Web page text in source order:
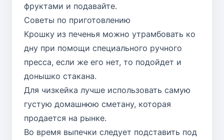
фруктами и подавайте.
Советы по приготовлению
Крошку из печенья можно утрамбовать ко
дну при помощи специального ручного
пресса, если же его нет, то подойдет и
донышко стакана.
Для чизкейка лучше использовать самую
густую домашнюю сметану, которая
продается на рынке.
Во время выпечки следует подставить под